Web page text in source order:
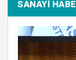
SANAYİ